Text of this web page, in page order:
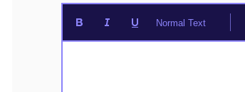
Normal Text